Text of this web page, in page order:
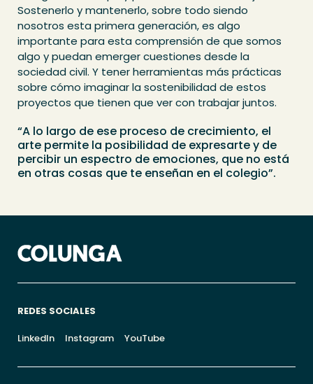
Sostenerlo y mantenerlo, sobre todo siendo
nosotros esta primera generación, es algo
importante para esta comprensión de que somos
algo y puedan emerger cuestiones desde la
sociedad civil. Y tener herramientas más prácticas
sobre cómo imaginar la sostenibilidad de estos
proyectos que tienen que ver con trabajar juntos.
“A lo largo de ese proceso de crecimiento, el
arte permite la posibilidad de expresarte y de
percibir un espectro de emociones, que no está
en otras cosas que te enseñan en el colegio”.
REDES SOCIALES
LinkedIn Instagram YouTube